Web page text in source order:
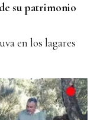
su patrimonio
en los lagares